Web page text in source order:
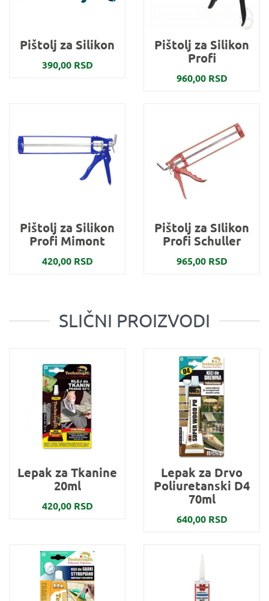
Pištolj za Silikon
390,00 RSD
Pištolj za Silikon
Profi
960,00 RSD
Pištolj za Silikon
Profi Mimont
420,00 RSD
Pištolj za SIlikon
Profi Schuller
965,00 RSD
SLIČNI PROIZVODI
Lepak za Tkanine
20ml
420,00 RSD
Lepak za Drvo
Poliuretanski D4
70ml
640,00 RSD